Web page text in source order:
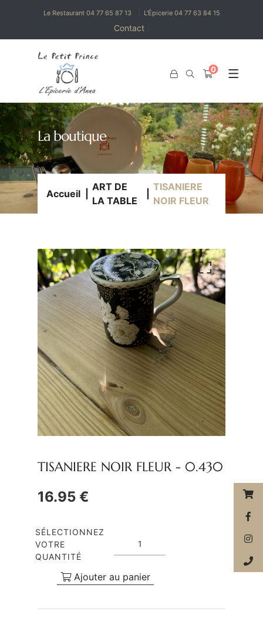
Le Restaurant 04 77 65 87 13 L'Épicerie 04 77 63 84 15
Contact
0
La boutique
Accueil
ART DE
LA TABLE
TISANIERE
NOIR FLEUR
TISANIERE NOIR FLEUR - 0.430
16.95 €
SÉLECTIONNEZ
VOTRE
QUANTITÉ
Ajouter au panier